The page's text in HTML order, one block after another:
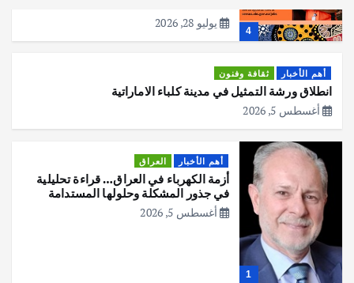
4
يوليو 28, 2026
أهم الأخبار ثقافة وفنون
انطلاق ورشة التمثيل في مدينة كلباء الاماراتية
أغسطس 5, 2026
1
أهم الأخبار العراق
أزمة الكهرباء في العراق… قراءة تحليلية
في جذور المشكلة وحلولها المستدامة
أغسطس 5, 2026